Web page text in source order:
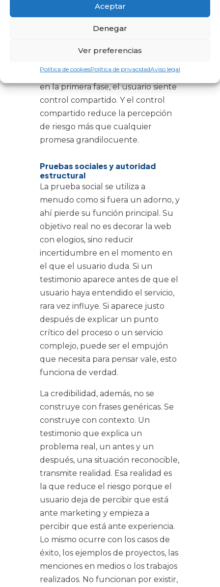
Aceptar
Denegar
Ver preferencias
Política de cookiesPolítica de privacidadAviso legal
herramienta de negocio. Cuando
indicas tiempos aproximados de
respuesta, cuando defines qué
información es útil para preparar
cómo empieza el trabajo y qué pasa
en la primera fase, el usuario siente
control compartido. Y el control
compartido reduce la percepción
de riesgo más que cualquier
promesa grandilocuente.
Pruebas sociales y autoridad
estructural
La prueba social se utiliza a
menudo como si fuera un adorno, y
ahí pierde su función principal. Su
objetivo real no es decorar la web
con elogios, sino reducir
incertidumbre en el momento en
el que el usuario duda. Si un
testimonio aparece antes de que el
usuario haya entendido el servicio,
rara vez influye. Si aparece justo
después de explicar un punto
crítico del proceso o un servicio
complejo, puede ser el empujón
que necesita para pensar vale, esto
funciona de verdad.
La credibilidad, además, no se
construye con frases genéricas. Se
construye con contexto. Un
testimonio que explica un
problema real, un antes y un
después, una situación reconocible,
transmite realidad. Esa realidad es
la que reduce el riesgo porque el
usuario deja de percibir que está
ante marketing y empieza a
percibir que está ante experiencia.
Lo mismo ocurre con los casos de
éxito, los ejemplos de proyectos, las
menciones en medios o los trabajos
realizados. No funcionan por existir,